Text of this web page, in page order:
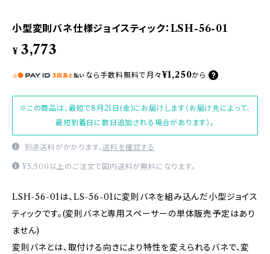
小型変則バネ仕様ジョイスティック：LSH-56-01
¥ 3,773
なら 手数料無料で 月々¥1,250から
※この商品は、最短で8月21日(金)にお届けします（お届け先によって、
最短到着日に数日追加される場合があります）。
別途送料がかかります。送料を確認する
¥5,500以上のご注文で国内送料が無料になります。
LSH-56-01は、LS-56-01に変則バネを組み込んだ小型ジョイス
ティックです。(変則バネと専用スペーサーの単体販売予定はあり
ません)
変則バネとは、取付ける向きにより特性を変えられるバネで、変